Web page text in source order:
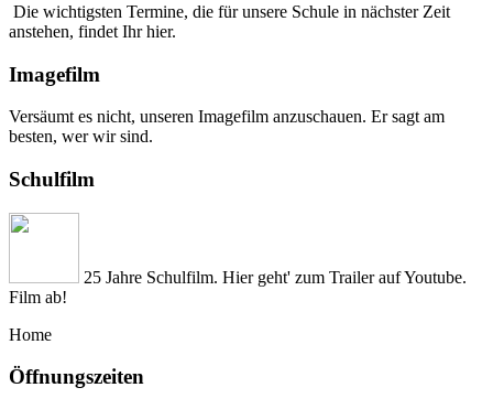
Die wichtigsten Termine, die für unsere Schule in nächster Zeit
anstehen, findet Ihr hier.
Imagefilm
Versäumt es nicht, unseren Imagefilm anzuschauen. Er sagt am
besten, wer wir sind.
Schulfilm
25 Jahre Schulfilm. Hier geht' zum Trailer auf Youtube.
Film ab!
Home
Öffnungszeiten